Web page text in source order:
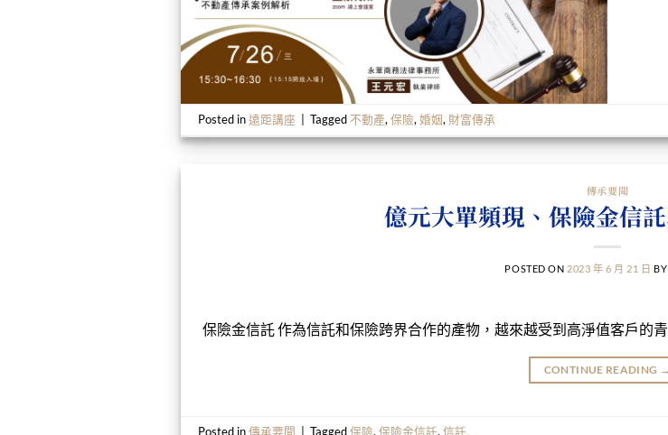
Posted in遠距講座 Tagged不動產,保險,婚姻, 財富傳承
傳承要聞
億元大單頻現、保險金信
POSTED ON 2023 年 6 月 21 日 BY
保險金信託 作為信託和保險跨界合作的產物，越來越受到高淨值客戶的
CONTINUE READING →
Posted in傳承要聞 Tagged保險, 保險金信託, 信託